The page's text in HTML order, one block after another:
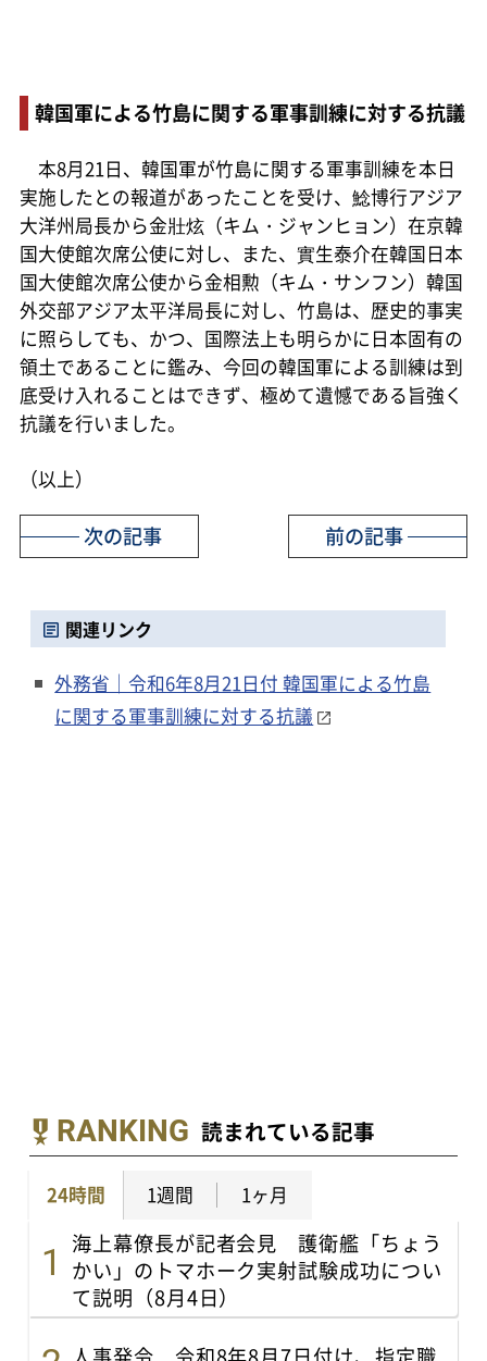
韓国軍による竹島に関する軍事訓練に対する抗議
本8月21日、韓国軍が竹島に関する軍事訓練を本日
実施したとの報道があったことを受け、鯰博行アジア
大洋州局長から金壯炫（キム・ジャンヒョン）在京韓
国大使館次席公使に対し、また、實生泰介在韓国日本
国大使館次席公使から金相勲（キム・サンフン）韓国
外交部アジア太平洋局長に対し、竹島は、歴史的事実
に照らしても、かつ、国際法上も明らかに日本固有の
領土であることに鑑み、今回の韓国軍による訓練は到
底受け入れることはできず、極めて遺憾である旨強く
抗議を行いました。
（以上）
前の記事
次の記事
関連リンク
外務省｜令和6年8月21日付 韓国軍による竹島
に関する軍事訓練に対する抗議
RANKING 読まれている記事
24時間 1週間 1ヶ月
海上幕僚長が記者会見 護衛艦「ちょう
かい」のトマホーク実射試験成功につい
て説明（8月4日）